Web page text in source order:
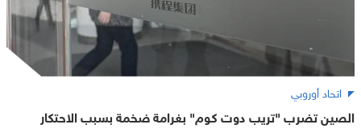
اتحاد أوروبي
الصين تضرب "تريب دوت كوم" بغرامة ضخمة بسبب الاحتكار